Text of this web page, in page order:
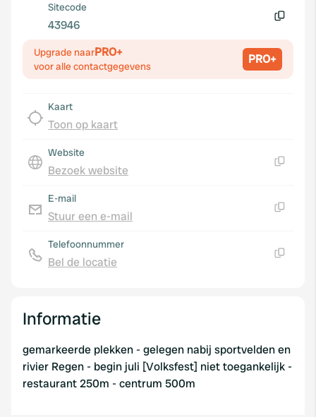
Sitecode
43946
Upgrade naarPRO+
voor alle contactgegevens PRO+
Kaart
Toon op kaart
Website
Bezoek website
E-mail
Stuur een e-mail
Telefoonnummer
Bel de locatie
Informatie
gemarkeerde plekken - gelegen nabij sportvelden en
rivier Regen - begin juli [Volksfest] niet toegankelijk -
restaurant 250m - centrum 500m